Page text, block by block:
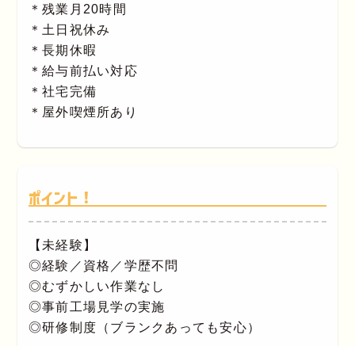
＊残業月20時間
＊土日祝休み
＊長期休暇
＊給与前払い対応
＊社宅完備
＊屋外喫煙所あり
ポイント！
【未経験】
◎経験／資格／学歴不問
◎むずかしい作業なし
◎事前工場見学の実施
◎研修制度（ブランクあっても安心）